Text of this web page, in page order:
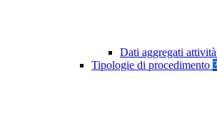
Dati aggregati
Tipologie di procedimento